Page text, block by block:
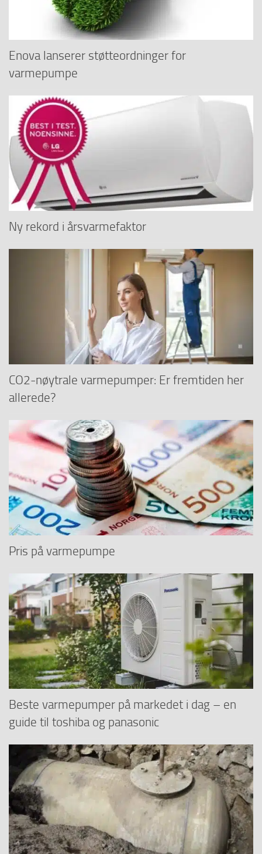
Enova lanserer støtteordninger for
varmepumpe
Ny rekord i årsvarmefaktor
CO2-nøytrale varmepumper: Er fremtiden her
allerede?
Pris på varmepumpe
Beste varmepumper på markedet i dag – en
guide til toshiba og panasonic